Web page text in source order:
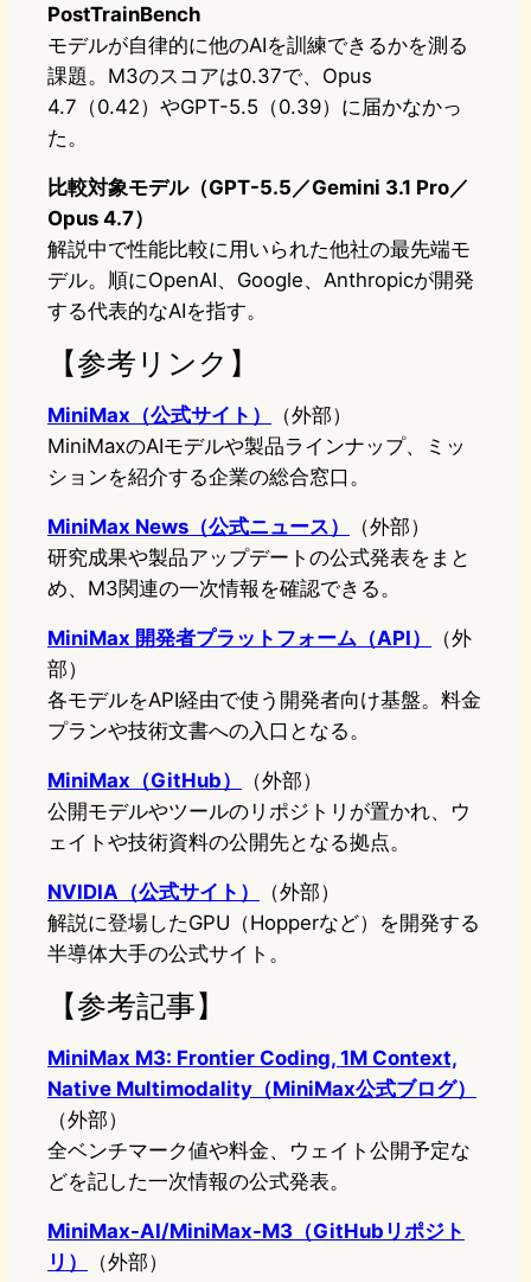
PostTrainBench
モデルが自律的に他のAIを訓練できるかを測る
課題。M3のスコアは0.37で、Opus
4.7（0.42）やGPT-5.5（0.39）に届かなかっ
た。
比較対象モデル（GPT-5.5／Gemini 3.1 Pro／
Opus 4.7）
解説中で性能比較に用いられた他社の最先端モ
デル。順にOpenAI、Google、Anthropicが開発
する代表的なAIを指す。
【参考リンク】
MiniMax（公式サイト）
（外部）
MiniMaxのAIモデルや製品ラインナップ、ミッ
ションを紹介する企業の総合窓口。
MiniMax News（公式ニュース）
（外部）
研究成果や製品アップデートの公式発表をまと
め、M3関連の一次情報を確認できる。
MiniMax 開発者プラットフォーム（API）
（外
部）
各モデルをAPI経由で使う開発者向け基盤。料金
プランや技術文書への入口となる。
MiniMax（GitHub）
（外部）
公開モデルやツールのリポジトリが置かれ、ウ
ェイトや技術資料の公開先となる拠点。
NVIDIA（公式サイト）
（外部）
解説に登場したGPU（Hopperなど）を開発する
半導体大手の公式サイト。
【参考記事】
MiniMax M3: Frontier Coding, 1M Context,
Native Multimodality（MiniMax公式ブログ）
（外部）
全ベンチマーク値や料金、ウェイト公開予定な
どを記した一次情報の公式発表。
MiniMax-AI/MiniMax-M3（GitHubリポジト
リ）
（外部）